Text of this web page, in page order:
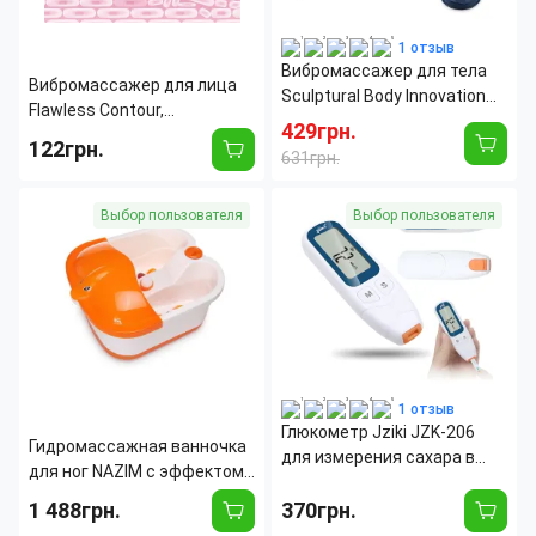
Вибромассажер для лица
Flawless Contour,
массажный контурный
кварцевый ролик для лица
122грн.
массажер
Длина:160 мм
Ширина: 55 мм
Количество насадок:
100 г
1 отзыв
Вибромассажер для тела
Sculptural Body Innovation
4в1 с инфракрасным
прогревом, расслабление и
уход за кожей
429грн.
631грн.
Количество режимов
работы:
3
Количество режимов
интенсивности массажа:
6
Максимальная
скорость вращения:
2500
об/мин
Страна производитель:Китай
Выбор пользователя
Гидромассажная ванночка
для ног NAZIM с эффектом
джакузи и ИК подогревом,
350 Вт, до 50 градусов
1 488грн.
Выбор пользователя
1 отзыв
Глюкометр Jziki JZK-206
для измерения сахара в
быстрый тест 5 сек, на
370грн.